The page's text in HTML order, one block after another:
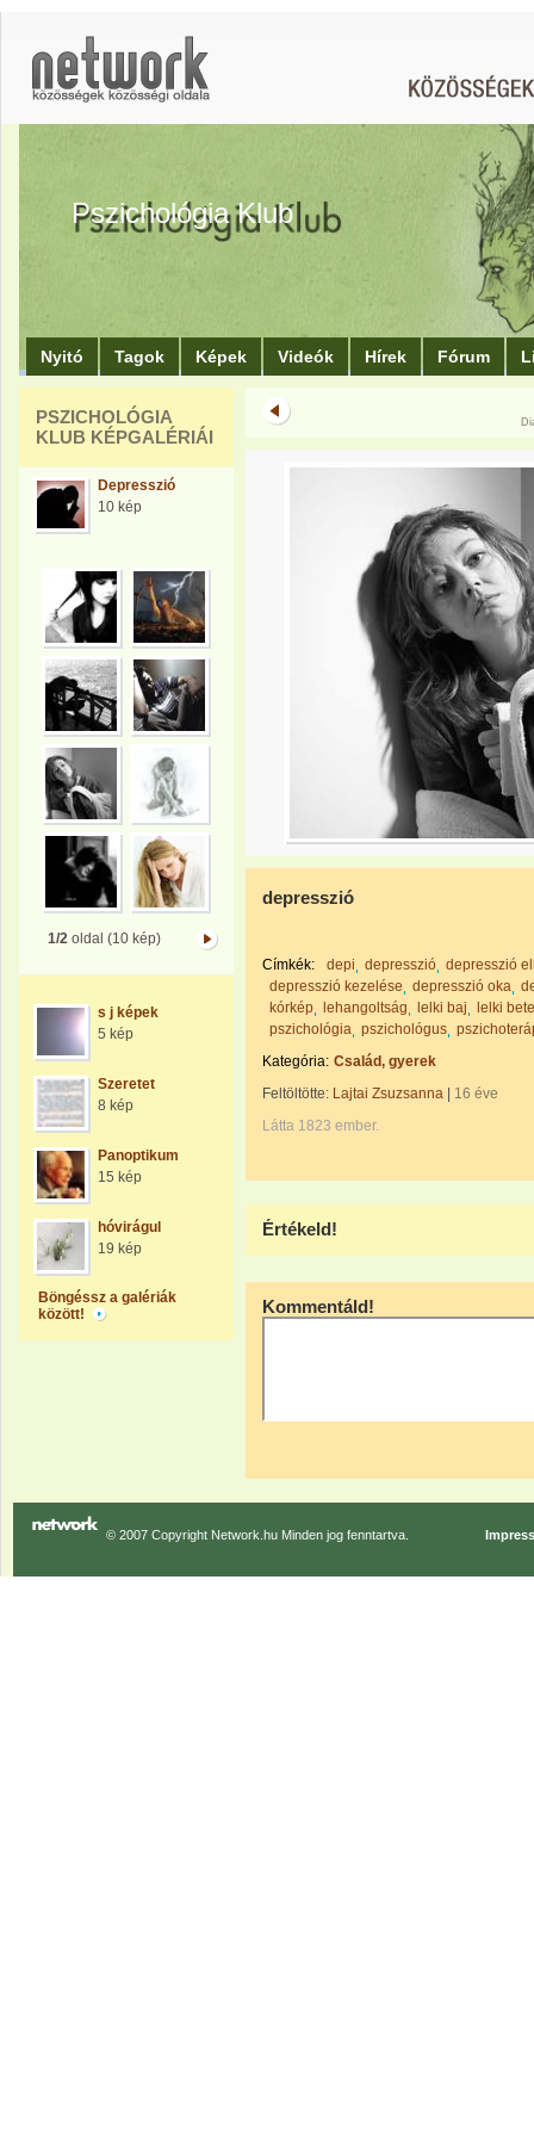
Pszichológia Klub
Nyitó Tagok Képek Videók Hírek Fórum
PSZICHOLÓGIA
KLUB KÉPGALÉRIÁI
Depresszió
10 kép
1/2oldal (10 kép)
s j képek
5 kép
Szeretet
8 kép
Panoptikum
15 kép
hóvirágul
19 kép
Böngéssz a galériák
között!
depresszió
Címkék: depi depresszió depresszió
depresszió kezelése
depresszió oka
kórkép
lehangoltság lelki baj
lelki
pszichológia pszichológus
Kategória: Család, gyerek
Feltöltötte: Lajtai Zsuzsanna
16 éve
Látta 1823 ember.
Értékeld!
Kommentáld!
© 2007 Copyright Network.hu Minden jog fenntartva.